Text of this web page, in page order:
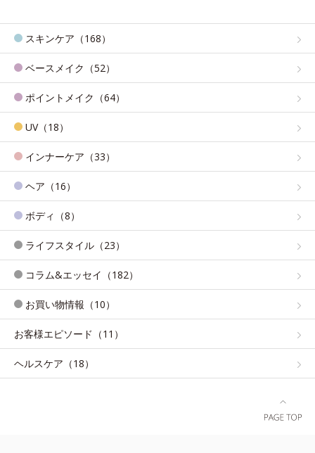
スキンケア（168）
ベースメイク（52）
ポイントメイク（64）
UV（18）
インナーケア（33）
ヘア（16）
ボディ（8）
ライフスタイル（23）
コラム&エッセイ（182）
お買い物情報（10）
お客様エピソード（11）
ヘルスケア（18）